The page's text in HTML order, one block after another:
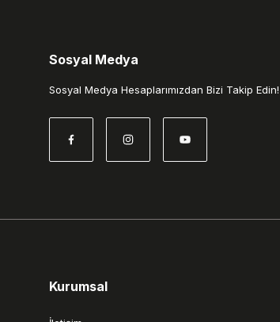
Gönder
Sosyal Medya
Sosyal Medya Hesaplarımızdan Bizi Takip Edin!
Kurumsal